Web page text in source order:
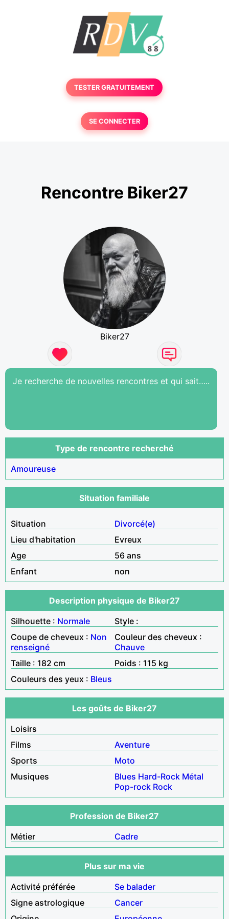
TESTER GRATUITEMENT
SE CONNECTER
Rencontre Biker27
Biker27
Je recherche de nouvelles rencontres et qui sait…..
Type de rencontre recherché
Amoureuse
Situation familiale
Situation
Divorcé(e)
Lieu d'habitation
Evreux
Age
56 ans
Enfant
non
Description physique de Biker27
Silhouette : Normale
Style :
Coupe de cheveux : Non
renseigné
Couleur des cheveux :
Chauve
Taille : 182 cm
Poids : 115 kg
Couleurs des yeux : Bleus
Les goûts de Biker27
Loisirs
Films
Aventure
Sports
Moto
Musiques
Blues Hard-Rock Métal
Pop-rock Rock
Profession de Biker27
Métier
Cadre
Plus sur ma vie
Activité préférée
Se balader
Signe astrologique
Cancer